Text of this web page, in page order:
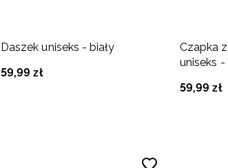
Daszek uniseks - biały
59,99 zł
Czapka
uniseks -
59,99 zł